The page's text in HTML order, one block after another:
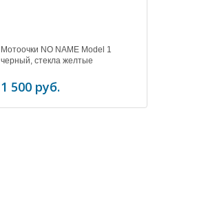
Мотоочки NO NAME Model 1
черный, стекла желтые
1 500 руб.